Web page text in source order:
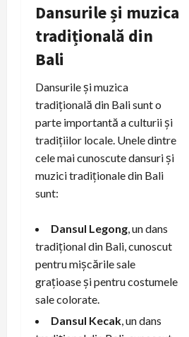
Dansurile și muzica
tradițională din
Bali
Dansurile și muzica
tradițională din Bali sunt o
parte importantă a culturii și
tradițiilor locale. Unele dintre
cele mai cunoscute dansuri și
muzici tradiționale din Bali
sunt:
Dansul Legong , un dans
tradițional din Bali, cunoscut
pentru mișcările sale
grațioase și pentru costumele
sale colorate.
Dansul Kecak , un dans